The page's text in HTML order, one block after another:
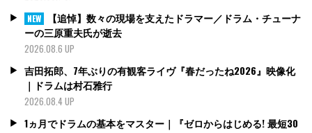
NEW
【追悼】数々の現場を支えたドラマー／ドラム・チューナ
ーの三原重夫氏が逝去
2026.08.6 UP
吉田拓郎、7年ぶりの有観客ライヴ『春だったね2026』映像化
｜ドラムは村石雅行
2026.08.4 UP
1ヵ月でドラムの基本をマスター｜『ゼロからはじめる! 最短30